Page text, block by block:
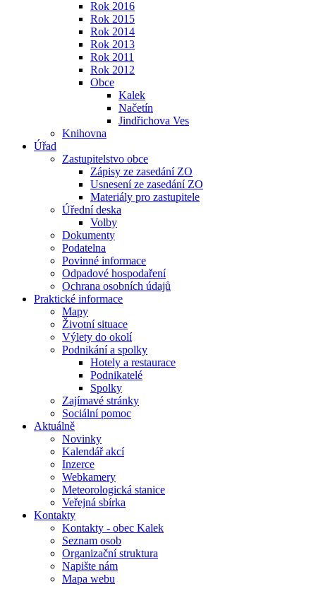
Rok 2016
Rok 2015
Rok 2014
Rok 2013
Rok 2011
Rok 2012
Obce
Kalek
Načetín
Jindřichova Ves
Knihovna
Úřad
Zastupitelstvo obce
Zápisy ze zasedání ZO
Usnesení ze zasedání ZO
Materiály pro zastupitele
Úřední deska
Volby
Dokumenty
Podatelna
Povinné informace
Odpadové hospodaření
Ochrana osobních údajů
Praktické informace
Mapy
Životní situace
Výlety do okolí
Podnikání a spolky
Hotely a restaurace
Podnikatelé
Spolky
Zajímavé stránky
Sociální pomoc
Aktuálně
Novinky
Kalendář akcí
Inzerce
Webkamery
Meteorologická stanice
Veřejná sbírka
Kontakty
Kontakty - obec Kalek
Seznam osob
Organizační struktura
Napište nám
Mapa webu